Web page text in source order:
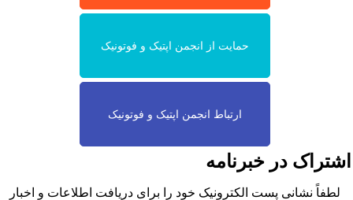
حمایت از انجمن اپتیک و فوتونیک
ارتباط انجمن اپتیک و فوتونیک
در خبرنامه
لطفاً نشانی پست الکترونیک خود را برای دریافت اطلاعات و اخبار